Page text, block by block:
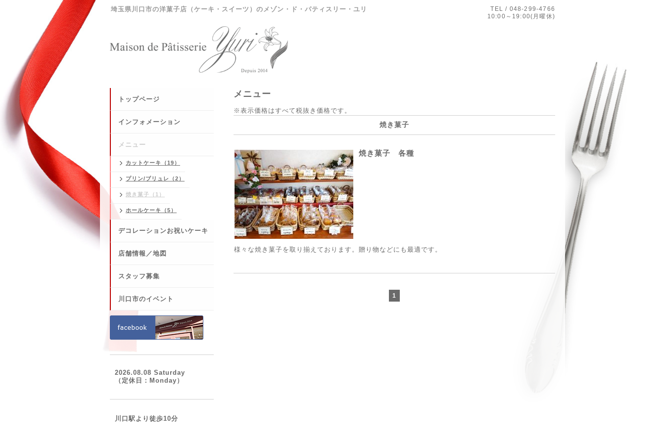
TEL / 048-299-4766
10:00～19:00(月曜休)
埼玉県川口市の洋菓子店（ケーキ・スイーツ）のメゾン・ド・パティスリー・ユリ
メニュー
※表示価格はすべて税抜き価格です。
焼き菓子
焼き菓子 各種
様々な焼き菓子を取り揃えております。贈り物などにも最適です。
1
トップページ
インフォメーション
メニュー
カットケーキ（19）
プリン/ブリュレ（2）
焼き菓子（1）
ホールケーキ（5）
デコレーションお祝いケーキ
店舗情報／地図
スタッフ募集
川口市のイベント
2026.08.08 Saturday
（定休日：Monday）
川口駅より徒歩10分